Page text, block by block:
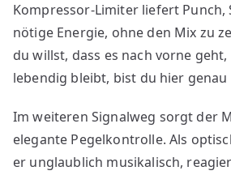
Kompressor-Limiter liefert
nötige Energie, ohne den Mix zu
du willst, dass es nach vorne
lebendig bleibt, bist du hier
Im weiteren Signalweg sorgt der
elegante Pegelkontrolle. Als
er unglaublich musikalisch,